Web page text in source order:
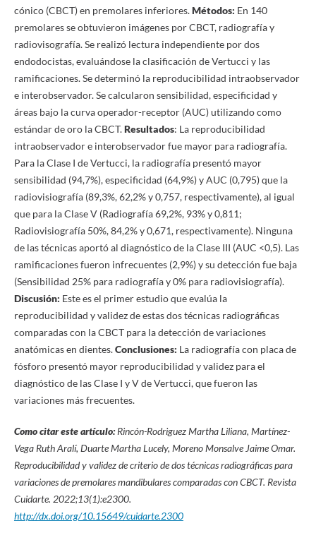
cónico (CBCT) en premolares inferiores.Métodos: En 140
premolares se obtuvieron imágenes por CBCT, radiografía y
radiovisografía. Se realizó lectura independiente por dos
endodocistas, evaluándose la clasificación de Vertucci y las
ramificaciones. Se determinó la reproducibilidad intraobservador
e interobservador. Se calcularon sensibilidad, especificidad y
áreas bajo la curva operador-receptor (AUC) utilizando como
estándar de oro la CBCT.Resultados: La reproducibilidad
intraobservador e interobservador fue mayor para radiografía.
Para la Clase I de Vertucci, la radiografía presentó mayor
sensibilidad (94,7%), especificidad (64,9%) y AUC (0,795) que la
radiovisiografía (89,3%, 62,2% y 0,757, respectivamente), al igual
que para la Clase V (Radiografía 69,2%, 93% y 0,811;
Radiovisiografía 50%, 84,2% y 0,671, respectivamente). Ninguna
de las técnicas aportó al diagnóstico de la Clase III (AUC <0,5). Las
ramificaciones fueron infrecuentes (2,9%) y su detección fue baja
(Sensibilidad 25% para radiografía y 0% para radiovisiografía).
Discusión: Este es el primer estudio que evalúa la
reproducibilidad y validez de estas dos técnicas radiográficas
comparadas con la CBCT para la detección de variaciones
anatómicas en dientes.Conclusiones: La radiografía con placa de
fósforo presentó mayor reproducibilidad y validez para el
diagnóstico de las Clase I y V de Vertucci, que fueron las
variaciones más frecuentes.
Como citar este artículo:Rincón-Rodriguez Martha Liliana, Martínez-
Vega Ruth Aralí, Duarte Martha Lucely, Moreno Monsalve Jaime Omar.
Reproducibilidad y validez de criterio de dos técnicas radiográficas para
variaciones de premolares mandibulares comparadas con CBCT. Revista
Cuidarte. 2022;13(1):e2300.
http://dx.doi.org/10.15649/cuidarte.2300